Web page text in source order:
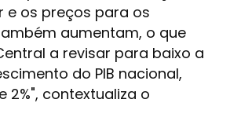
e os preços para os
aumentam, o que
a revisar para baixo a
do PIB nacional,
2%", contextualiza o